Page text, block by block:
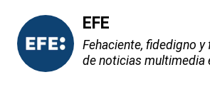
EFE
Fehaciente, fidedigno
de noticias multimedia